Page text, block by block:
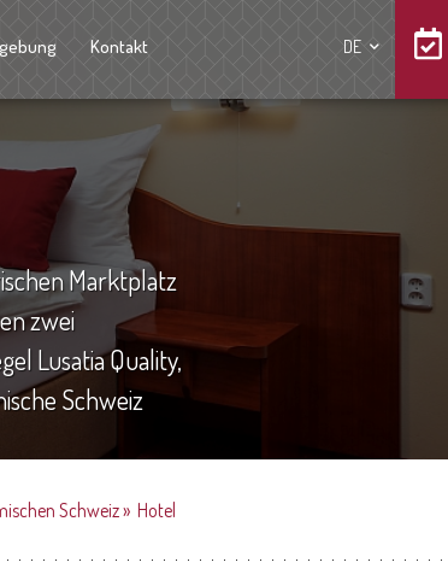
Kontakt DE
Marktplatz
zwei
Lusatia Quality,
Schweiz
Schweiz» Hotel